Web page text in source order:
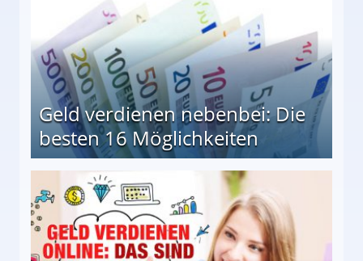
Geld verdienen nebenbei: Die
besten 16 Möglichkeiten